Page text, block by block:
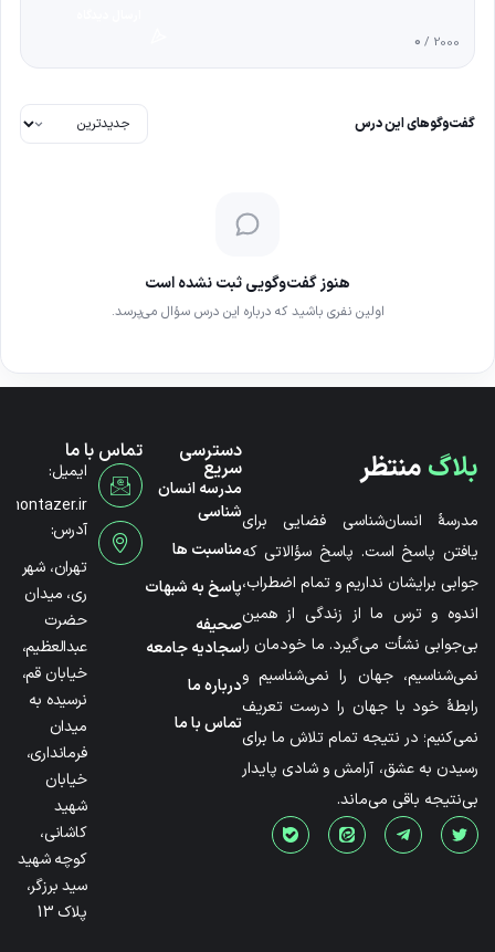
0 / 2000
گفت‌وگوهای این درس
هنوز گفت‌وگویی ثبت نشده است
اولین نفری باشید که درباره این درس سؤال می‌پرسد.
بلاگمنتظر
مدرسۀ انسان‌شناسی فضایی برای
یافتن پاسخ است. پاسخ سؤالاتی که
جوابی برایشان نداریم و تمام اضطراب،
اندوه و ترس ما از زندگی از همین
بی‌جوابی نشأت می‌گیرد. ما خودمان را
نمی‌شناسیم، جهان را نمی‌شناسیم و
رابطۀ خود با جهان را درست تعریف
نمی‌کنیم؛ در نتیجه تمام تلاش ما برای
رسیدن به عشق، آرامش و شادی پایدار
بی‌نتیجه باقی می‌ماند.
دسترسی
سریع
مدرسه انسان
شناسی
مناسبت ها
پاسخ به شبهات
صحیفه
سجادیه جامعه
درباره ما
تماس با ما
تماس با ما
ایمیل:
آدرس:
تهران، شهر
ری، میدان
حضرت
عبدالعظیم،
خیابان قم،
نرسیده به
میدان
فرمانداری،
خیابان
شهید
کاشانی،
کوچه شهید
سید برزگر،
پلاک 13